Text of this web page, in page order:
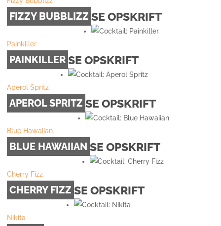
FIZZY BUBBLIZZ SE OPSKRIFT
Painkiller
PAINKILLER SE OPSKRIFT
Aperol Spritz
APEROL SPRITZ SE OPSKRIFT
Blue Hawaiian
BLUE HAWAIIAN SE OPSKRIFT
Cherry Fizz
CHERRY FIZZ SE OPSKRIFT
Nikita